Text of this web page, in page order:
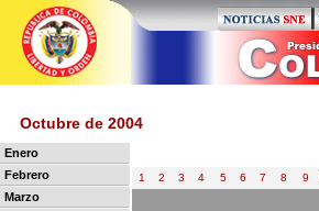
Octubre de 2004
Enero
Febrero
Marzo
1 2 3 4 5 6 7 8 9